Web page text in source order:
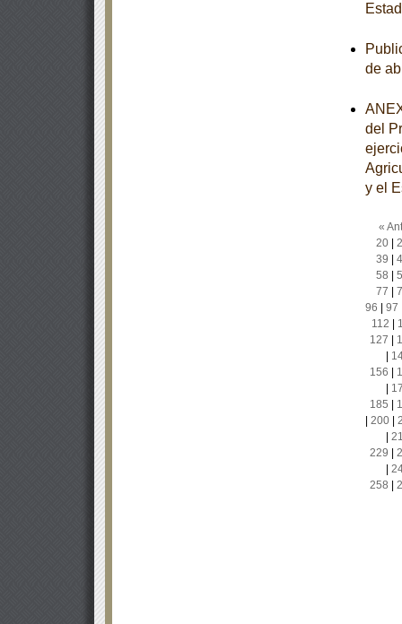
de
del
y el
«
20|
39
58
77
96
97
112
127
156
185
200|
229
258